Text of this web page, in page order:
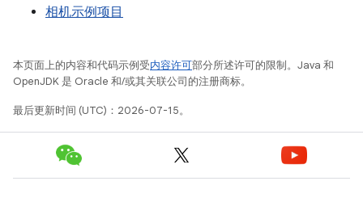
相机示例项目
本页面上的内容和代码示例受内容许可部分所述许可的限制。Java 和
OpenJDK 是 Oracle 和/或其关联公司的注册商标。
最后更新时间 (UTC)：2026-07-15。